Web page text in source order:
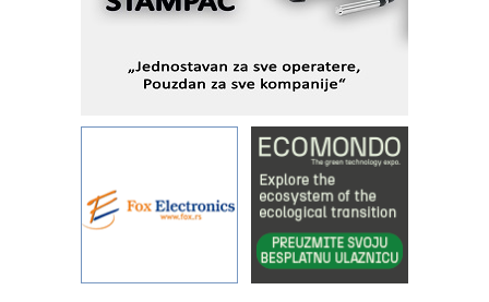
KIP KOP – napredna rešenja za
objekte
Alba d.o.o. – 35 godina preciznosti u
IBeRTIM - oprema za ispitivanje
kontrole kvaliteta
STAUFF – Komponente koje
povećavaju pouzdanost hidrauličkih